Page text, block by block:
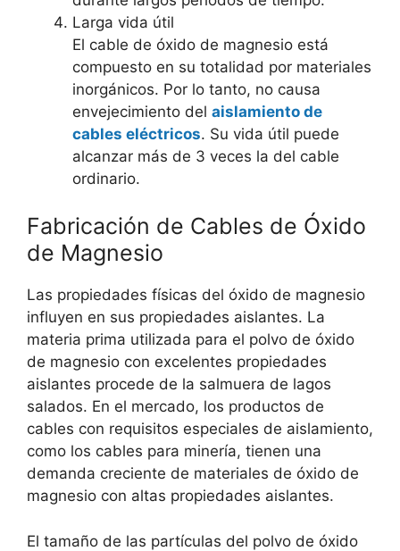
Larga vida útil
El cable de óxido de magnesio está
compuesto en su totalidad por materiales
inorgánicos. Por lo tanto, no causa
envejecimiento del aislamiento de
cables eléctricos. Su vida útil puede
alcanzar más de 3 veces la del cable
ordinario.
Fabricación de Cables de Óxido
de Magnesio
Las propiedades físicas del óxido de magnesio
influyen en sus propiedades aislantes. La
materia prima utilizada para el polvo de óxido
de magnesio con excelentes propiedades
aislantes procede de la salmuera de lagos
salados. En el mercado, los productos de
cables con requisitos especiales de aislamiento,
como los cables para minería, tienen una
demanda creciente de materiales de óxido de
magnesio con altas propiedades aislantes.
El tamaño de las partículas del polvo de óxido